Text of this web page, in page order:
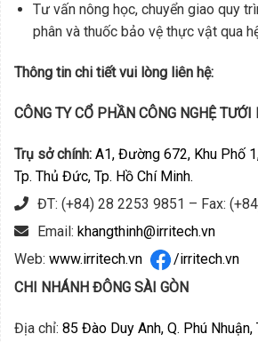
Tư vấn nông học, chuyển giao quy
phân và thuốc bảo vệ thực vật qua
Thông tin chi tiết vui lòng liên hệ:
CÔNG TY CỔ PHẦN CÔNG NGHỆ
Trụ sở chính: A1, Đường 672, Khu Phố
Tp. Thủ Đức, Tp. Hồ Chí Minh.
ĐT: (+84) 28 2253 9851 – Fax:
Email: khangthinh@irritech.vn
Web: www.irritech.vn
/irritech.vn
CHI NHÁNH ĐÔNG SÀI GÒN
Địa chỉ: 85 Đào Duy Anh, Q. Phú Nhuận,